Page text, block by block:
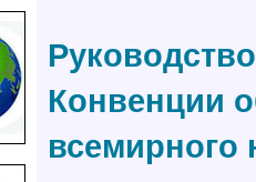
Конвенции
всемирного